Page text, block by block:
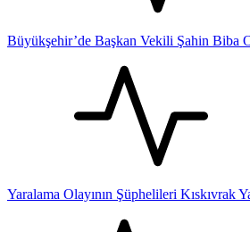
Büyükşehir’de Başkan Vekili Şahin Biba
Yaralama Olayının Şüphelileri Kıskıvrak